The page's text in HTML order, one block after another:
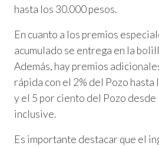
hasta los 30.000 pesos.
En cuanto a los premios
acumulado se entrega en la
Además, hay premios
rápida con el 2% del Pozo
y el 5 por ciento del Pozo desde
inclusive.
Es importante destacar que el